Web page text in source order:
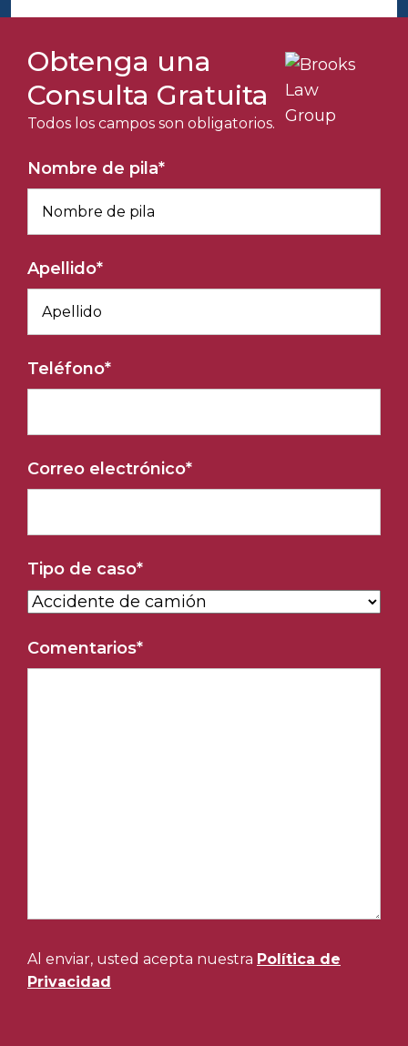
Obtenga una
Consulta Gratuita
Todos los campos son obligatorios.
Nombre de pila*
Apellido*
Teléfono*
Correo electrónico*
Tipo de caso*
Comentarios*
Al enviar, usted acepta nuestra Política de
Privacidad